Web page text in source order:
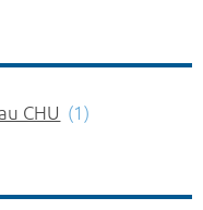
CHU (1)